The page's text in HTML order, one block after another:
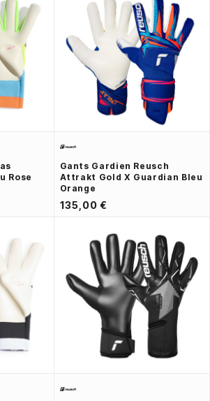
Rose
Gants Gardien Reusch
Attrakt Gold X Guardian Bleu
Orange
135,00 €